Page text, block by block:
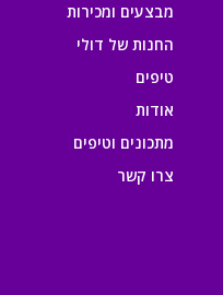
מבצעים ומכירות
החנות של דולי
טיפים
אודות
מתכונים וטיפים
צרו קשר